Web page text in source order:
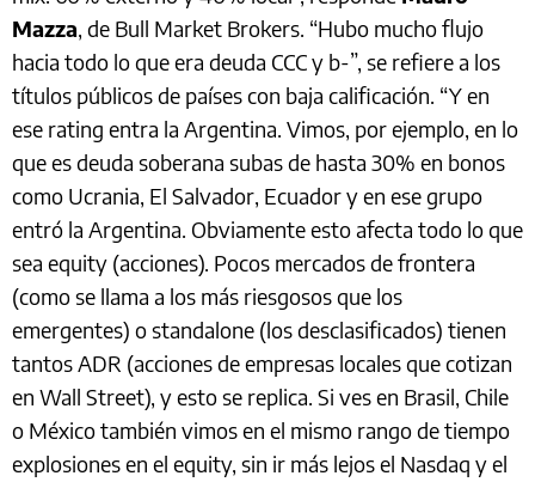
Mazza, de Bull Market Brokers. “Hubo mucho flujo
hacia todo lo que era deuda CCC y b-”, se refiere a los
títulos públicos de países con baja calificación. “Y en
ese rating entra la Argentina. Vimos, por ejemplo, en lo
que es deuda soberana subas de hasta 30% en bonos
como Ucrania, El Salvador, Ecuador y en ese grupo
entró la Argentina. Obviamente esto afecta todo lo que
sea equity (acciones). Pocos mercados de frontera
(como se llama a los más riesgosos que los
emergentes) o standalone (los desclasificados) tienen
tantos ADR (acciones de empresas locales que cotizan
en Wall Street), y esto se replica. Si ves en Brasil, Chile
o México también vimos en el mismo rango de tiempo
explosiones en el equity, sin ir más lejos el Nasdaq y el